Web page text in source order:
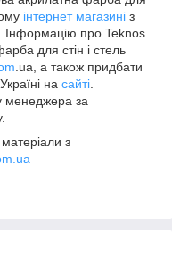
інтернет магазині з
Інформацію про Teknos
для стін і стель
.ua, а також придбати
на сайті.
менеджера за
з